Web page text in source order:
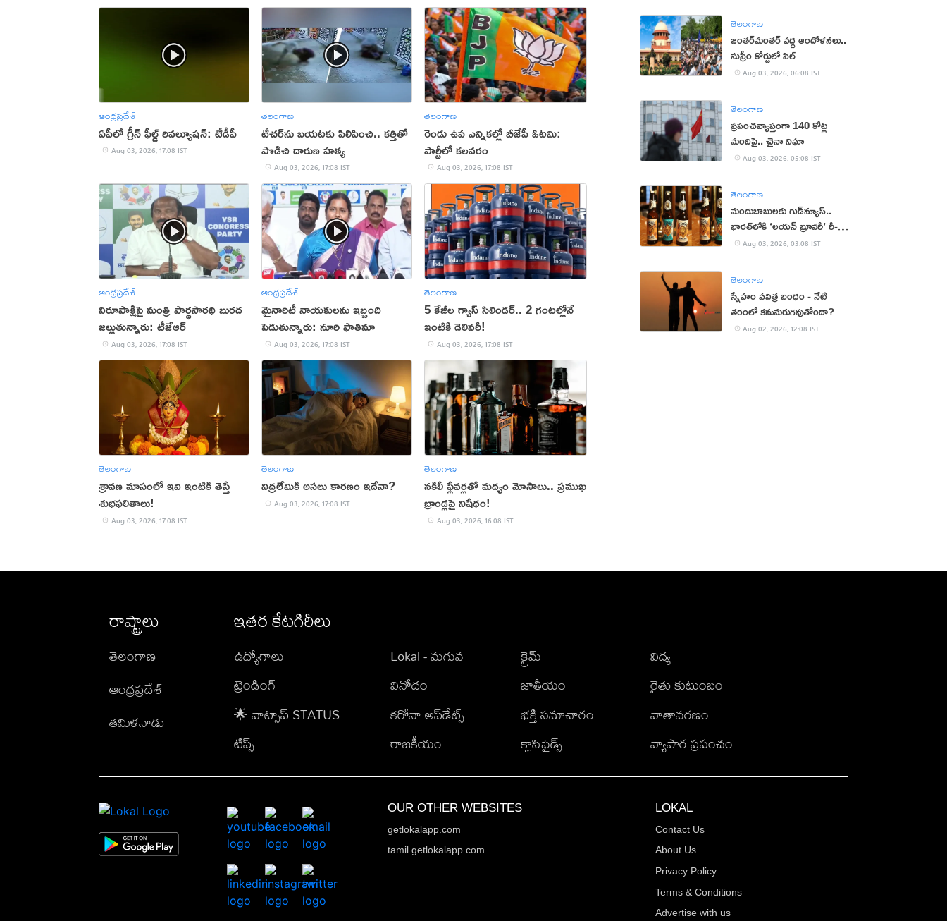
ఆంధ్రప్రదేశ్
ఏపీలో గ్రీన్ ఫీల్డ్ రివల్యూషన్: టీడీపీ
Aug 03, 2026, 17:08 IST
తెలంగాణ
టీచర్‌ను బయటకు పిలిపించి.. కత్తితో
పొడిచి దారుణ హత్య
Aug 03, 2026, 17:08 IST
తెలంగాణ
రెండు ఉప ఎన్నికల్లో బీజేపీ ఓటమి:
పార్టీలో కలవరం
Aug 03, 2026, 17:08 IST
ఆంధ్రప్రదేశ్
విరూపాక్షిపై మంత్రి పార్థసారథి బురద
జల్లుతున్నారు: టీజేఆర్
Aug 03, 2026, 17:08 IST
ఆంధ్రప్రదేశ్
మైనారిటీ నాయకులను ఇబ్బంది
పెడుతున్నారు: నూరి ఫాతిమా
Aug 03, 2026, 17:08 IST
తెలంగాణ
5 కేజీల గ్యాస్ సిలిండర్.. 2 గంటల్లోనే
ఇంటికి డెలివరీ!
Aug 03, 2026, 17:08 IST
తెలంగాణ
శ్రావణ మాసంలో ఇవి ఇంటికి తెస్తే
శుభఫలితాలు!
Aug 03, 2026, 17:08 IST
తెలంగాణ
నిద్రలేమికి అసలు కారణం ఇదేనా?
Aug 03, 2026, 17:08 IST
తెలంగాణ
నకిలీ ఫ్లేవర్లతో మద్యం మోసాలు.. ప్రముఖ
బ్రాండ్లపై నిషేధం!
Aug 03, 2026, 16:08 IST
తెలంగాణ
జంతర్‌మంతర్‌ వద్ద ఆందోళనలు..
సుప్రీం కోర్టులో పిల్
Aug 03, 2026, 06:08 IST
తెలంగాణ
ప్రపంచవ్యాప్తంగా 140 కోట్ల
మందిపై.. చైనా నిఘా
Aug 03, 2026, 05:08 IST
తెలంగాణ
మందుబాబులకు గుడ్‌న్యూస్..
భారత్‌లోకి ‘లయన్ బ్రూవరీ’ రీ-
ఎంట్రీAug 03, 2026, 03:08 IST
తెలంగాణ
స్నేహం పవిత్ర బంధం - నేటి
తరంలో కనుమరుగవుతోందా?
Aug 02, 2026, 12:08 IST
రాష్ట్రాలు
తెలంగాణ
ఆంధ్రప్రదేశ్
తమిళనాడు
ఇతర కేటగిరీలు
ఉద్యోగాలు
ట్రెండింగ్
🌟 వాట్సాప్ STATUS
టిప్స్
Lokal - మగువ
వినోదం
కరోనా అప్‌డేట్స్
రాజకీయం
క్రైమ్
జాతీయం
భక్తి సమాచారం
క్లాసిఫైడ్స్
విద్య
రైతు కుటుంబం
వాతావరణం
వ్యాపార ప్రపంచం
OUR OTHER WEBSITES
getlokalapp.com
tamil.getlokalapp.com
LOKAL
Contact Us
About Us
Privacy Policy
Terms & Conditions
Advertise with us